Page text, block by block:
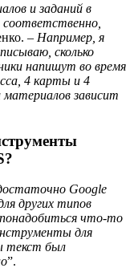
и заданий в
– Например, я
сколько
напишут во время
4 карты и 4
зависит
Google
других типов
что-то
для
текст был
”.